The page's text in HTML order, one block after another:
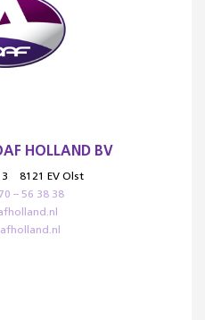
HOLLAND BV
8121 EV Olst
– 56 38 38